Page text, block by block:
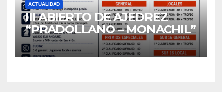
ACTUALIDAD
III ABIERTO DE AJEDREZ
“PRADOLLANO – MONACHIL”